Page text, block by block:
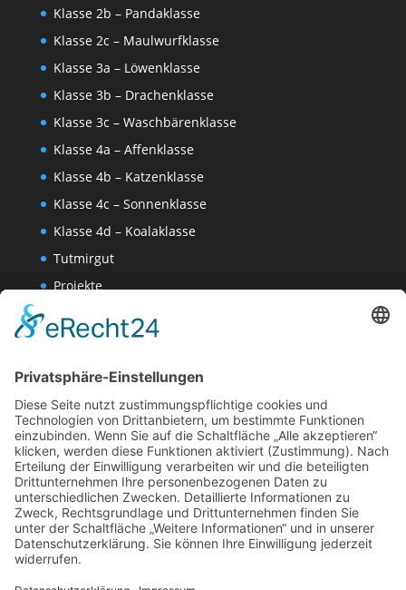
Klasse 2b – Pandaklasse
Klasse 2c – Maulwurfklasse
Klasse 3a – Löwenklasse
Klasse 3b – Drachenklasse
Klasse 3c – Waschbärenklasse
Klasse 4a – Affenklasse
Klasse 4b – Katzenklasse
Klasse 4c – Sonnenklasse
Klasse 4d – Koalaklasse
Tutmirgut
Projekte
Wissenschaften-AG
Datenschutzerklärung
Website Administration